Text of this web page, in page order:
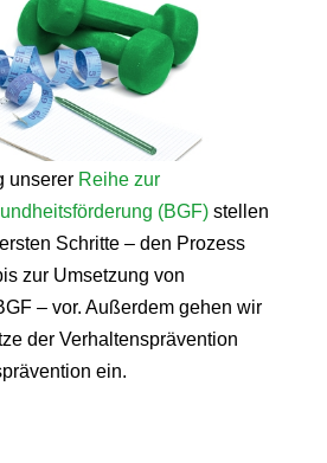
unserer Reihe zur
(BGF)stellen
Schritte – den Prozess
zur Umsetzung von
– vor. Außerdem gehen wir
der Verhaltensprävention
ein.